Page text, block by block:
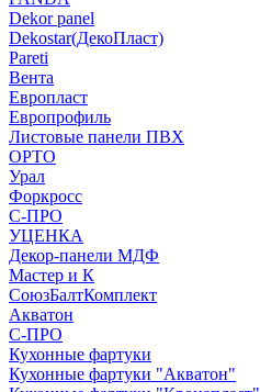
Dekor panel
Dekostar(ДекоПласт)
Pareti
Вента
Европласт
Европрофиль
Листовые панели ПВХ
ОРТО
Урал
Форкросс
С-ПРО
УЦЕНКА
Декор-панели МДФ
Мастер и К
СоюзБалтКомплект
Акватон
С-ПРО
Кухонные фартуки
Кухонные фартуки "Акватон"